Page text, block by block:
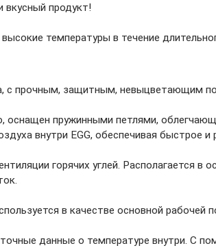
продукт!
температуры в течение
с прочным, защитным, невыцветающим
оснащен пружинными петлями,
внутри EGG, обеспечивая быстрое
горячих углей. Располагается
в качестве основной рабочей
данные о температуре внутри. С